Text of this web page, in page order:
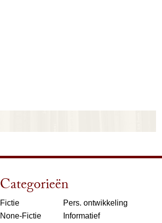
Categorieën
Fictie
None-Fictie
Pers. ontwikkeling
Informatief